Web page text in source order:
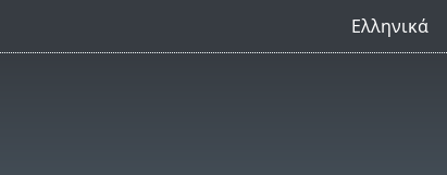
Ελληνικά